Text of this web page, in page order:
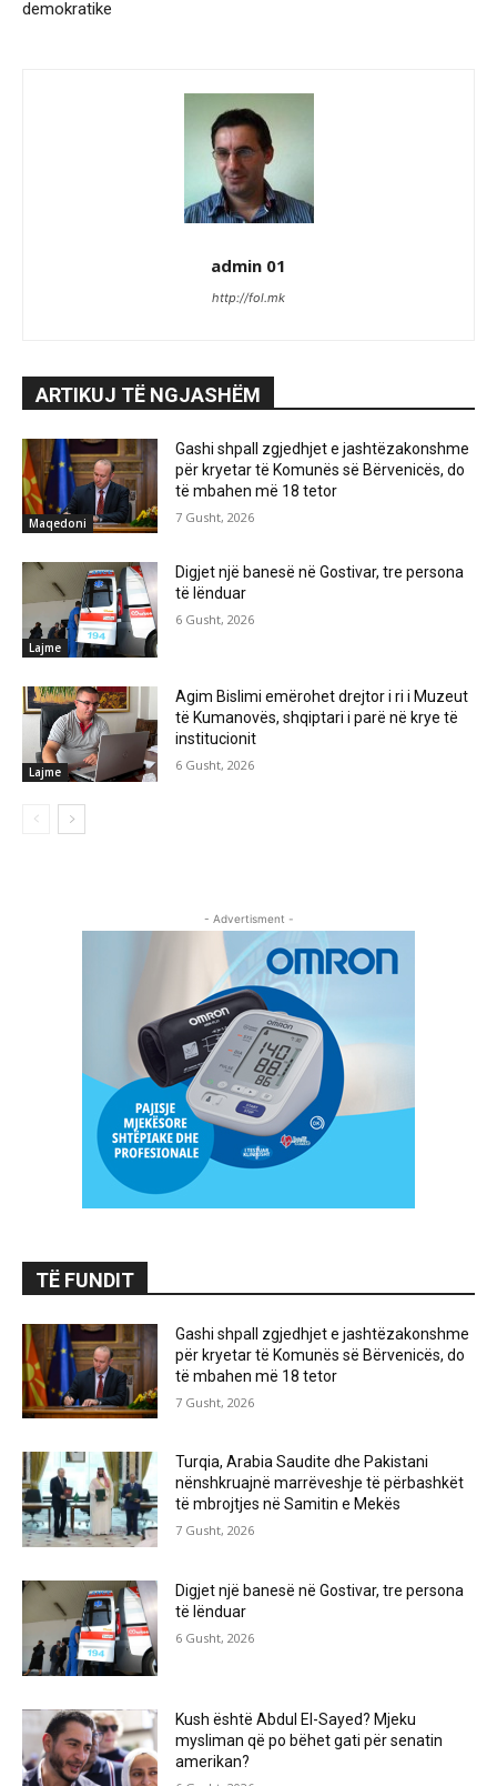
demokratike
admin 01
http://fol.mk
ARTIKUJ TË NGJASHËM
Maqedoni
Gashi shpall zgjedhjet e jashtëzakonshme
për kryetar të Komunës së Bërvenicës, do
të mbahen më 18 tetor
7 Gusht, 2026
Lajme
Digjet një banesë në Gostivar, tre persona
të lënduar
6 Gusht, 2026
Lajme
Agim Bislimi emërohet drejtor i ri i Muzeut
të Kumanovës, shqiptari i parë në krye të
institucionit
6 Gusht, 2026
- Advertisment -
TË FUNDIT
Gashi shpall zgjedhjet e jashtëzakonshme
për kryetar të Komunës së Bërvenicës, do
të mbahen më 18 tetor
7 Gusht, 2026
Turqia, Arabia Saudite dhe Pakistani
nënshkruajnë marrëveshje të përbashkët
të mbrojtjes në Samitin e Mekës
7 Gusht, 2026
Digjet një banesë në Gostivar, tre persona
të lënduar
6 Gusht, 2026
Kush është Abdul El-Sayed? Mjeku
mysliman që po bëhet gati për senatin
amerikan?